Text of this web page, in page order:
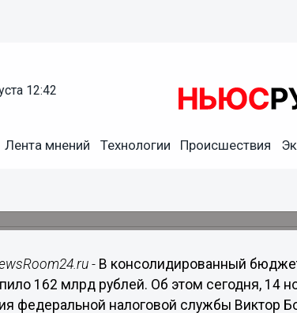
12:42
Лента мнений Технологии Происшествия
- В консолидированный
162 млрд рублей. Об этом сегодня, 14
федеральной налоговой службы Виктор